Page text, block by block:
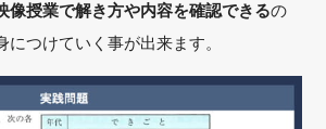
像授業で解き方や内容を確認できるの
につけていく事が出来ます。